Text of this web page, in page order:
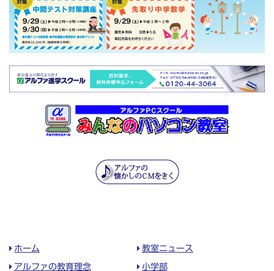
ホーム 教室ニュース
アルファの教育理念 小学部